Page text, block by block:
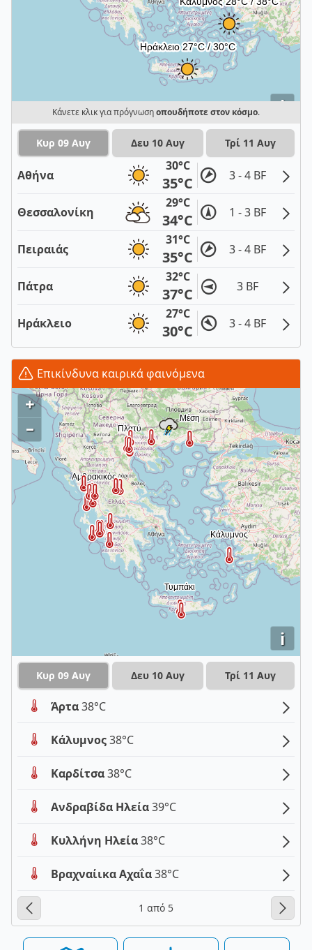
i
Κάνετε κλικ για πρόγνωσηοπουδήποτε στον κόσμο.
Κυρ 09 Αυγ Δευ 10 Αυγ Τρί 11 Αυγ
Αθήνα
30°C
35°C 3 - 4 BF
Θεσσαλονίκη
29°C
34°C 1 - 3 BF
Πειραιάς
31°C
35°C 3 - 4 BF
Πάτρα
32°C
37°C 3 BF
Ηράκλειο
27°C
30°C 3 - 4 BF
Επικίνδυνα καιρικά φαινόμενα
i
+
–
Κυρ 09 Αυγ Δευ 10 Αυγ Τρί 11 Αυγ
Άρτα38°C
Κάλυμνος38°C
Καρδίτσα38°C
Ανδραβίδα Ηλεία39°C
Κυλλήνη Ηλεία38°C
Βραχναίικα Αχαΐα38°C
1 από 5